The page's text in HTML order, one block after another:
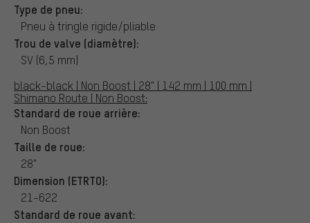
Type de pneu:
Pneu à tringle rigide/pliable
Trou de valve (diamètre):
SV (6,5 mm)
black-black | Non Boost | 28" | 142 mm | 100 mm |
Shimano Route | Non Boost:
Standard de roue arrière:
Non Boost
Taille de roue:
28"
Dimension (ETRTO):
21-622
Standard de roue avant: